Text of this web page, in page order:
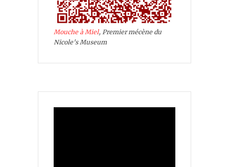
Mouche à Miel, Premier mécène du
Nicole's Museum